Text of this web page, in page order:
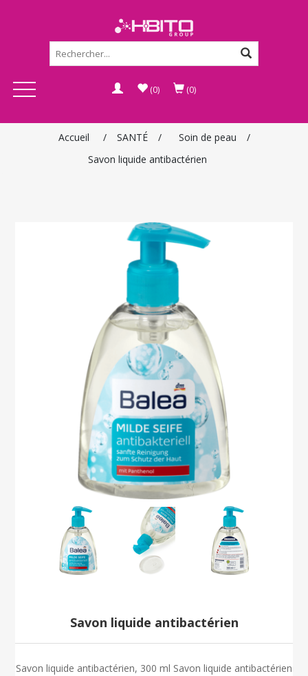
(0) (0)
Accueil / SANTÉ / Soin de peau
/
Savon liquide antibactérien
Savon liquide antibactérien
Savon liquide antibactérien, 300 ml Savon liquide antibactérien